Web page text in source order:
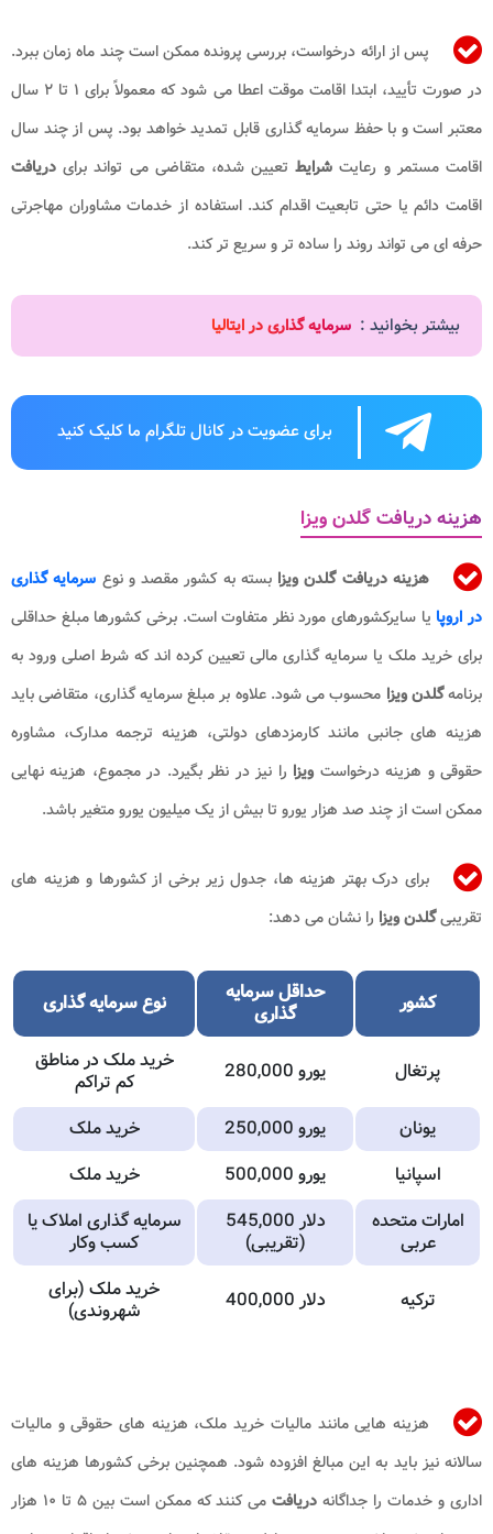
پس از ارائه درخواست، بررسی پرونده ممکن است چند ماه زمان ببرد.
در صورت تأیید، ابتدا اقامت موقت اعطا می شود که معمولاً برای ۱ تا ۲ سال
معتبر است و با حفظ سرمایه گذاری قابل تمدید خواهد بود. پس از چند سال
اقامت مستمر و رعایت شرایط تعیین شده، متقاضی می تواند برای دریافت
اقامت دائم یا حتی تابعیت اقدام کند. استفاده از خدمات مشاوران مهاجرتی
حرفه ای می تواند روند را ساده تر و سریع تر کند.
بیشتر بخوانید : سرمایه گذاری در ایتالیا
برای عضویت در کانال تلگرام ما کلیک کنید
هزینه دریافت گلدن ویزا
هزینه دریافت گلدن ویزابسته به کشور مقصد و نوع سرمایه گذاری
در اروپا یا سایرکشورهای مورد نظر متفاوت است. برخی کشورها مبلغ حداقلی
برای خرید ملک یا سرمایه گذاری مالی تعیین کرده اند که شرط اصلی ورود به
برنامهگلدن ویزا محسوب می شود. علاوه بر مبلغ سرمایه گذاری، متقاضی باید
هزینه های جانبی مانند کارمزدهای دولتی، هزینه ترجمه مدارک، مشاوره
حقوقی و هزینه درخواست ویزا را نیز در نظر بگیرد. در مجموع، هزینه نهایی
ممکن است از چند صد هزار یورو تا بیش از یک میلیون یورو متغیر باشد.
برای درک بهتر هزینه ها، جدول زیر برخی از کشورها و هزینه های
تقریبیگلدن ویزا را نشان می دهد:
کشور
حداقل سرمایه
گذاری
نوع سرمایه گذاری
پرتغال 280,000 یورو
خرید ملک در مناطق
کم تراکم
یونان
250,000 یورو
خرید ملک
اسپانیا
500,000 یورو
خرید ملک
امارات متحده
عربی
545,000 دلار
(تقریبی)
سرمایه گذاری املاک یا
کسب وکار
ترکیه 400,000 دلار
خرید ملک (برای
شهروندی)
هزینه هایی مانند مالیات خرید ملک، هزینه های حقوقی و مالیات
سالانه نیز باید به این مبالغ افزوده شود. همچنین برخی کشورها هزینه های
اداری و خدمات را جداگانه دریافت
می کنند که ممکن است بین ۵ تا ۱۰ هزار